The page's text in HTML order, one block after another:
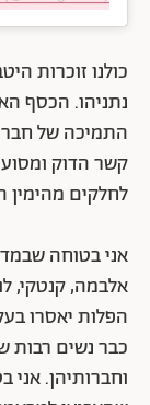
כולנו זוכרות
נתניהו. הכסף
התמיכה של
קשר הדוק
לחלקים מהימין
אני בטוחה
אלבמה, קנטקי,
הפלות יאסרו
כבר נשים רבות
וחברותיהן.